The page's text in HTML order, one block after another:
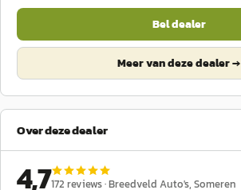
Bel dealer
Meer van deze dealer →
Over deze dealer
4,7172 reviews ·Breedveld Auto's, Someren